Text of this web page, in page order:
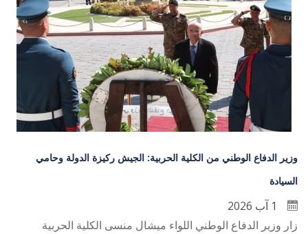
وزير الدفاع الوطني من الكلية الحربية: الجيش ركيزة الدولة وحامي
السيادة
زار وزير الدفاع الوطني اللواء ميشال منسى الكلية الحربية